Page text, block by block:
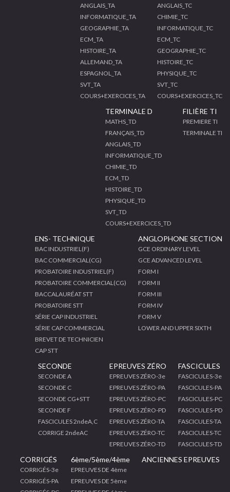
ANGLAIS_TA
INFORMATIQUE_TA
GEOGRAPHIE_TA
ECM_TA
HISTOIRE_TA
ALLEMAND_TA
ESPAGNOL_TA
SVT_TA
COURS+EXERCICES_TA
ANGLAIS_TC
CHIMIE_TC
INFORMATIQUE_TC
ECM_TC
GEOGRAPHIE_TC
HISTOIRE_TC
PHYSIQUE_TC
SVT_TC
COURS+EXERCICES_TC
TERMINALE D
MATHS_TD
FRANÇAIS_TD
ANGLAIS_TD
INFORMATIQUE_TD
CHIMIE_TD
ECM_TD
HISTOIRE_TD
PHYSIQUE_TD
SVT_TD
COURS+EXERCICES_TD
FILIÈRE TI
PREMIERE TI
TERMINALE TI
ENS- TECHNIQUE
BAC INDUSTRIEL(F)
BAC COMMERCIAL(CG)
PROBATOIRE INDUSTRIEL(F)
PROBATOIRE COMMERCIAL(CG)
BACCALAURÉAT STT
PROBATOIRE STT
SÉRIE CAP INDUSTRIEL
SÉRIE CAP COMMERCIAL
BREVET DE TECHNICIEN
CAP STT
ANGLOPHONE SECTION
GCE ORDINARY LEVEL
GCE ADVANCED LEVEL
FORM I
FORM II
FORM III
FORM IV
FORM V
LOWER AND UPPER SIXTH
SECONDE
SECONDE A
SECONDE C
SECONDE CG+STT
SECONDE F
FASCICULES 2ndeA,C
CORRIGE 2ndeAC
EPREUVES ZÉRO
EPREUVES ZÉRO-3e
EPREUVES ZÉRO-PA
EPREUVES ZÉRO-PC
EPREUVES ZÉRO-PD
EPREUVES ZÉRO-TA
EPREUVES ZÉRO-TC
EPREUVES ZÉRO-TD
FASCICULES
FASCICULES-3e
FASCICULES-PA
FASCICULES-PC
FASCICULES-PD
FASCICULES-TA
FASCICULES-TC
FASCICULES-TD
CORRIGÉS
CORRIGÉS-3e
CORRIGÉS-PA
6ème/5ème/4ème
EPREUVES DE 4ème
EPREUVES DE 5ème
ANCIENNES EPREUVES